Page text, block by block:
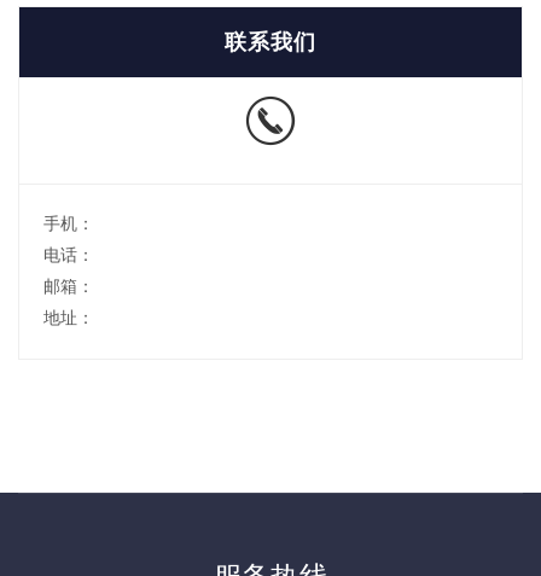
联系我们
手机：
电话：
邮箱：
地址：